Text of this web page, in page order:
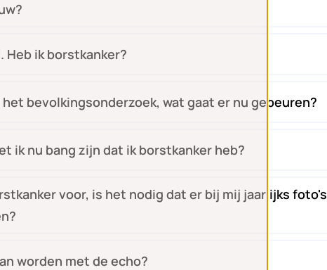
ik borstkanker?
bevolkingsonderzoek, wat gaat er nu gebeuren?
ik nu bang zijn dat ik borstkanker heb?
voor, is het nodig dat er bij mij jaarlijks foto's
worden met de echo?